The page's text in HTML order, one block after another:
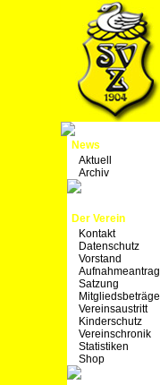
News
Aktuell
Archiv
Der Verein
Kontakt
Datenschutz
Vorstand
Aufnahmeantrag
Satzung
Mitgliedsbeträge
Vereinsaustritt
Kinderschutz
Vereinschronik
Statistiken
Shop